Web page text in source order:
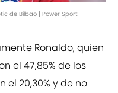
de Bilbao | Power Sport
Ronaldo, quien
el 47,85% de los
el 20,30% y de no